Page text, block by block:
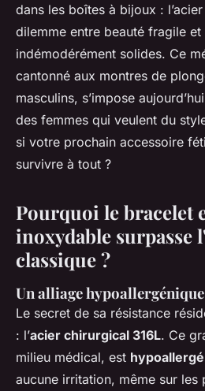
dans les boîtes à bijoux :
dilemme entre beauté fragile et
indémodérément solides. Ce
cantonné aux montres de
masculins, s’impose
des femmes qui veulent du
si votre prochain accessoire
survivre à tout ?
Pourquoi le bracelet
inoxydable surpasse
classique ?
Un alliage
Le secret de sa résistance
: l’acier chirurgical 316L. Ce
milieu médical, est
aucune irritation, même sur les